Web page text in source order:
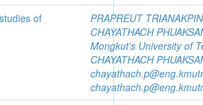
of
PRAPREUT
CHAYATHACH
Mongkut's University of
CHAYATHACH